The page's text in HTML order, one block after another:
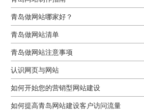
青岛做网站哪家好？
青岛做网站清单
青岛做网站注意事项
认识网页与网站
如何开始您的营销型网站建设
如何提高青岛网站建设客户访问流量